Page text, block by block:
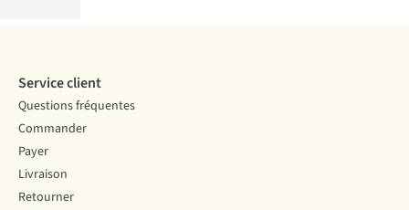
Service client
Questions fréquentes
Commander
Payer
Livraison
Retourner